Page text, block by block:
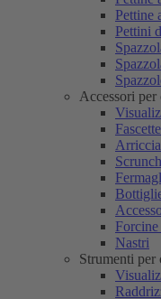
Pettine
Pettini
Accessori per
Nastri
Strumenti per